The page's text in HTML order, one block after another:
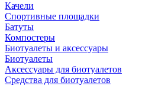
Качели
Спортивные площадки
Батуты
Компостеры
Биотуалеты и аксессуары
Биотуалеты
Аксессуары для биотуалетов
Средства для биотуалетов